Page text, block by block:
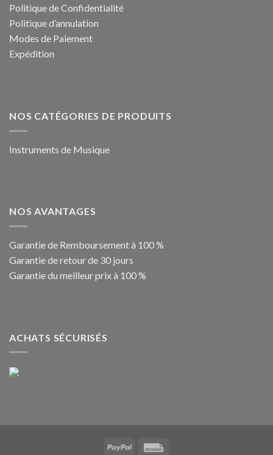
Politique de Confidentialité
Politique d’annulation
Modes de Paiement
Expédition
NOS CATÉGORIES DE PRODUITS
Instruments de Musique
NOS AVANTAGES
Garantie de Remboursement à 100 %
Garantie de retour de 30 jours
Garantie du meilleur prix à 100 %
ACHATS SÉCURISÉS